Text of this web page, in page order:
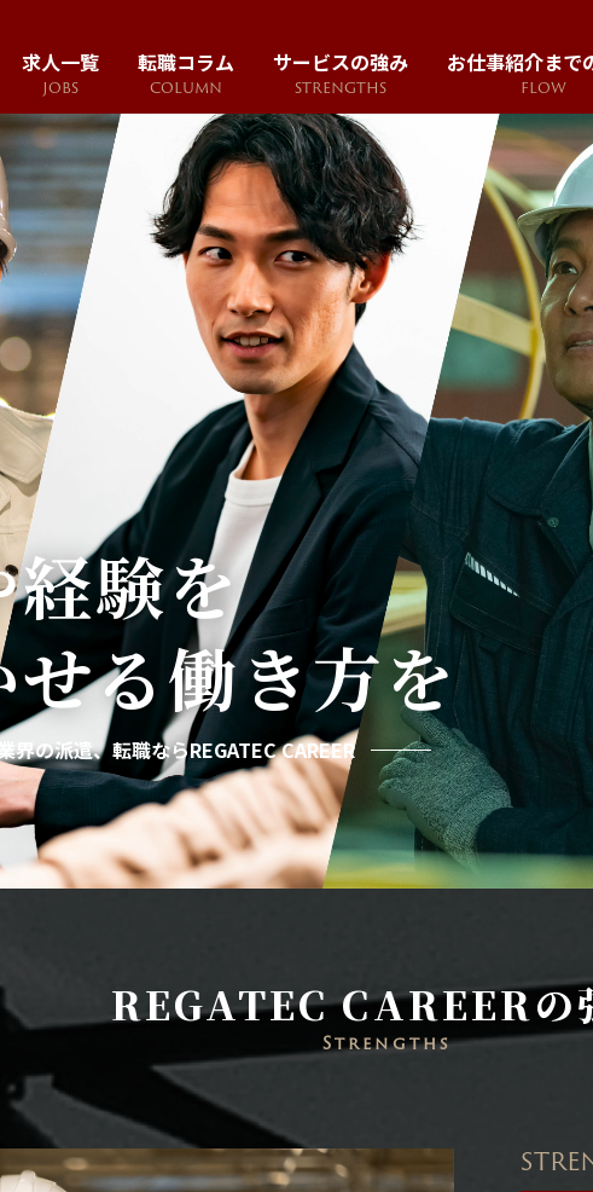
求人一覧
JOBS
転職コラム
COLUMN
サービスの強み
STRENGTHS
お仕事紹介まで
FLOW
験を
る働き方を
界の派遣、転職ならREGATEC CAREER
REGATEC CAREERの
Strengths